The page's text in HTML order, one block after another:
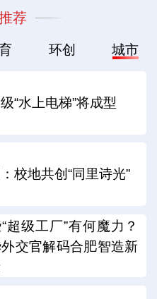
荐
环创 城市
“水上电梯”将成型
校地共创“同里诗光”
超级工厂”有何魔力？
交官解码合肥智造新